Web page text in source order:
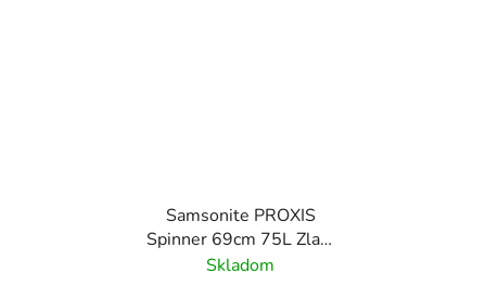
Samsonite PROXIS
Spinner 69cm 75L Zlatý
Honey gold
Skladom